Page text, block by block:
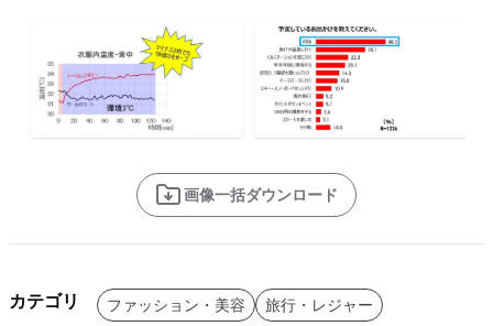
画像一括ダウンロード
カテゴリ ファッション・美容 旅行・レジャー